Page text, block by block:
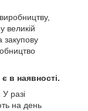
великій
закупову
в наявності.
У разі
на день